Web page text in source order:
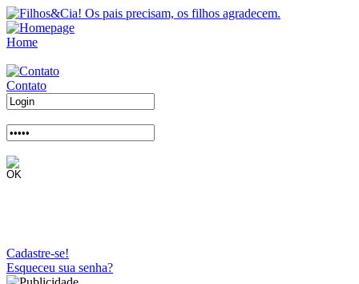
Home
Contato
Cadastre-se!
Esqueceu sua senha?